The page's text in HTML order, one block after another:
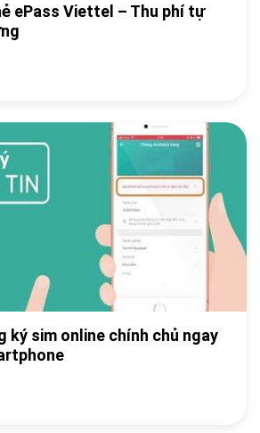
ePass Viettel – Thu phí tự
ký sim online chính chủ ngay